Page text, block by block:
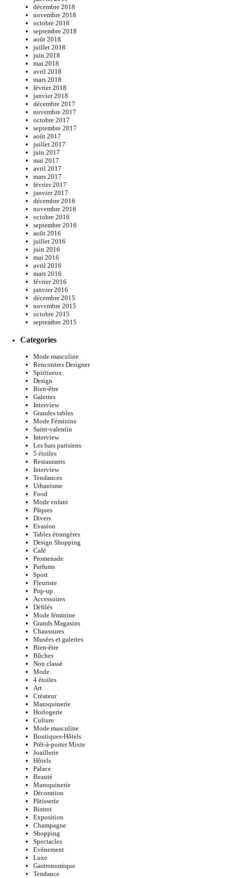
décembre 2018
novembre 2018
octobre 2018
septembre 2018
août 2018
juillet 2018
juin 2018
mai 2018
avril 2018
mars 2018
février 2018
janvier 2018
décembre 2017
novembre 2017
octobre 2017
septembre 2017
août 2017
juillet 2017
juin 2017
mai 2017
avril 2017
mars 2017
février 2017
janvier 2017
décembre 2016
novembre 2016
octobre 2016
septembre 2016
août 2016
juillet 2016
juin 2016
mai 2016
avril 2016
mars 2016
février 2016
janvier 2016
décembre 2015
novembre 2015
octobre 2015
septembre 2015
Categories
Mode masculine
Rencontres Designer
Spiritueux
Design
Bien-être
Galettes
Interview
Grandes tables
Mode Féminine
Saint-valentin
Interview
Les bars parisiens
5 étoiles
Restaurants
Interview
Tendances
Urbanisme
Food
Mode enfant
Pâques
Divers
Evasion
Tables étrangères
Design Shopping
Café
Promenade
Parfums
Sport
Fleuriste
Pop-up
Accessoires
Défilés
Mode féminine
Grands Magasins
Chaussures
Musées et galeries
Bien-être
Bûches
Non classé
Mode
4 étoiles
Art
Créateur
Maroquinerie
Horlogerie
Culture
Mode masculine
Boutiques-Hôtels
Prêt-à-porter Mixte
Joaillerie
Hôtels
Palace
Beauté
Maroquinerie
Décoration
Pâtisserie
Bistrot
Exposition
Champagne
Shopping
Spectacles
Evénement
Luxe
Gastronomique
Tendance